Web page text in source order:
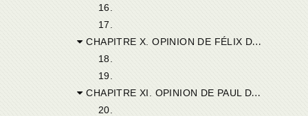
16.
17.
CHAPITRE X. OPINION DE FÉLIX DE MARAZANA.
18.
19.
CHAPITRE XI. OPINION DE PAUL DE BOBBA.
20.